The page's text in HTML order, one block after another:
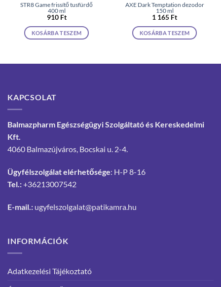
STR8 Game frissítő tusfürdő
400 ml
910 Ft
KOSÁRBA TESZEM
AXE Dark Temptation dezodor
150 ml
1 165 Ft
KOSÁRBA TESZEM
KAPCSOLAT
Balmazpharm Egészségügyi Szolgáltató és Kereskedelmi
Kft.
4060 Balmazújváros, Bocskai u. 2-4.
Ügyfélszolgálat elérhetősége: H-P 8-16
Tel.:+36213007542
E-mail.: ugyfelszolgalat@patikamra.hu
INFORMÁCIÓK
Adatkezelési Tájékoztató